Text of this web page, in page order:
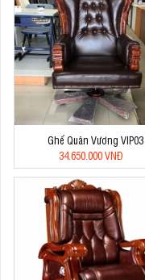
Ghế Quân Vương VIP03
34.650.000 VNĐ